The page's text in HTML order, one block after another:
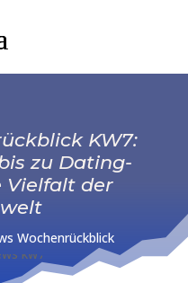
KW7:
zu Dating-
Vielfalt der
Wochenrückblick